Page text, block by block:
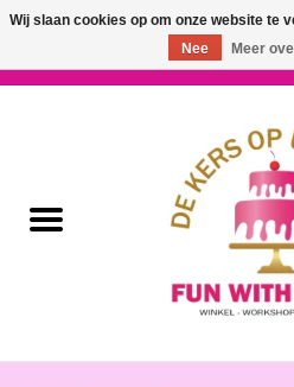
Workshops & Cursussen
Wij slaan cookies op om onze website te
Nee
Meer